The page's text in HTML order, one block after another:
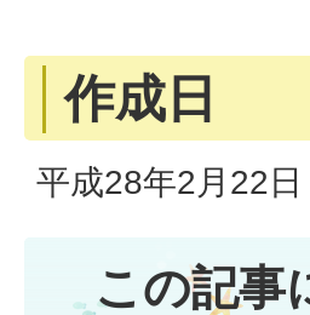
作成日
平成28年2月22日
この記事